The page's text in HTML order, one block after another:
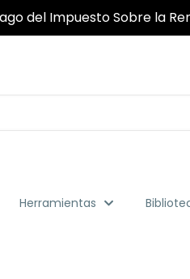
del Impuesto Sobre la
Herramientas